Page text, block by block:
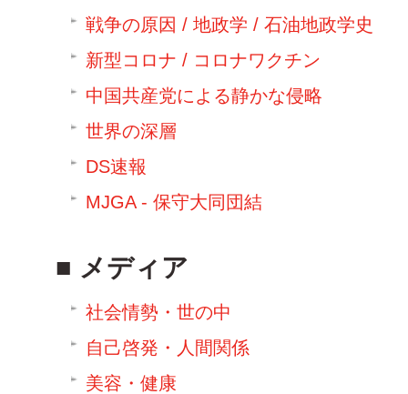
戦争の原因 / 地政学 / 石油地政学史
新型コロナ / コロナワクチン
中国共産党による静かな侵略
世界の深層
DS速報
MJGA - 保守大同団結
メディア
社会情勢・世の中
自己啓発・人間関係
美容・健康